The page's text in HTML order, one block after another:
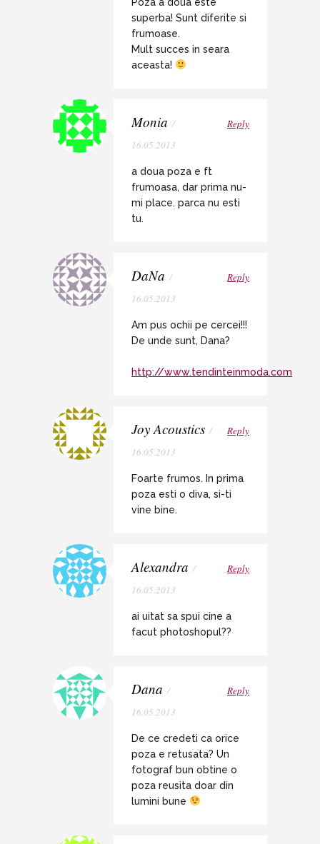
superba! Sunt diferite si
frumoase.
Mult succes in seara
aceasta!
Monia /
16.05.2013
Reply
a doua poza e ft
frumoasa, dar prima nu-
mi place. parca nu esti
tu.
DaNa /
16.05.2013
Reply
Am pus ochii pe cercei!!!
De unde sunt, Dana?
http://www.tendinteinmoda.com
Joy Acoustics /
16.05.2013
Reply
Foarte frumos. In prima
poza esti o diva, si-ti
vine bine.
Alexandra /
16.05.2013
Reply
ai uitat sa spui cine a
facut photoshopul??
Dana /
16.05.2013
Reply
De ce credeti ca orice
poza e retusata? Un
fotograf bun obtine o
poza reusita doar din
lumini bune